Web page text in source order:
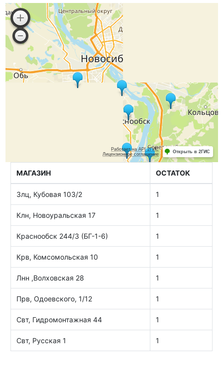
МАГАЗИН ОСТАТОК
Злц, Кубовая 103/2 1
Клн, Новоуральская 17 1
Краснообск 244/3 (БГ-1-6) 1
Крв, Комсомольская 10 1
Лнн ,Волховская 28 1
Прв, Одоевского, 1/12 1
Свт, Гидромонтажная 44 1
Свт, Русская 1 1